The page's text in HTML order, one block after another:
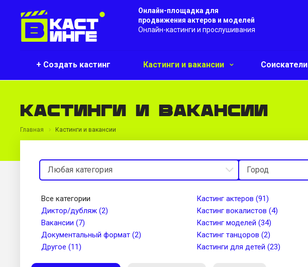
Онлайн-площадка для
продвижения актеров и моделей
Онлайн-кастинги и прослушивания
+ Создать кастинг Кастинги и вакансии Соискатели
Кастинги и вакансии
Главная Кастинги и вакансии
Все категории
Диктор/дубляж (2)
Вакансии (7)
Документальный формат (2)
Другое (11)
Кастинг актеров (91)
Кастинг вокалистов (4)
Кастинг моделей (34)
Кастинг танцоров (2)
Кастинги для детей (23)